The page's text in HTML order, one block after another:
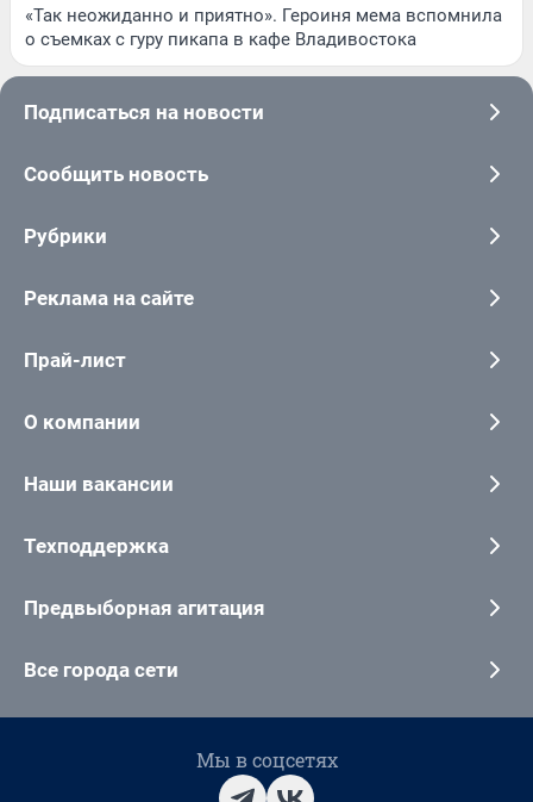
«Так неожиданно и приятно». Героиня мема вспомнила
о съемках с гуру пикапа в кафе Владивостока
Подписаться на новости
Сообщить новость
Рубрики
Реклама на сайте
Прай-лист
О компании
Наши вакансии
Техподдержка
Предвыборная агитация
Все города сети
Мы в соцсетях